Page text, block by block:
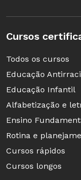
texto. Essas
o planejamento
Créditos:
Coordenadora
e professora da
Alfabetização
Cursos
Todos os cursos
Educação
Educação Infantil
Alfabetização e
Ensino
Rotina e
Cursos rápidos
Cursos longos